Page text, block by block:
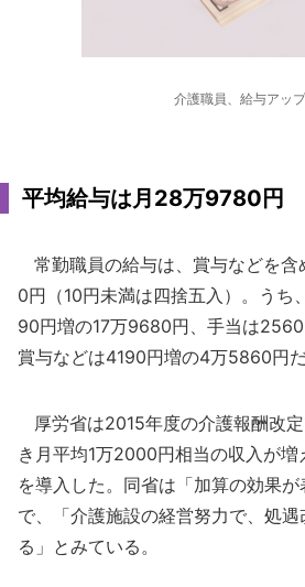
介護職員、給与アップ
平均給与は月28万9780円
常勤職員の給与は、賞与などを
0円（10円未満は四捨五入）。うち
90円増の17万9680円、手当は2560
賞与などは4190円増の4万5860円だ
厚労省は2015年度の介護報酬改
き月平均1万2000円相当の収入が増
を導入した。同省は「加算の効果が
で、「介護施設の経営努力で、処
る」とみている。